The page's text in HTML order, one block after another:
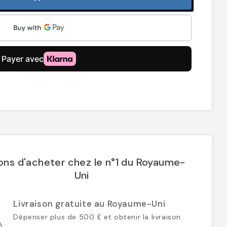
d'acheter chez le n°1 du Royaume-
Uni
Livraison gratuite au Royaume-Uni
Dépenser plus de 500 £ et obtenir la livraison